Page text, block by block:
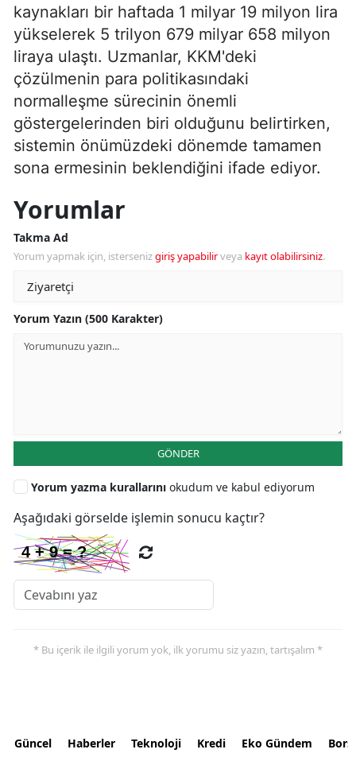
kaynakları bir haftada 1 milyar 19 milyon lira
yükselerek 5 trilyon 679 milyar 658 milyon
liraya ulaştı. Uzmanlar, KKM'deki
çözülmenin para politikasındaki
normalleşme sürecinin önemli
göstergelerinden biri olduğunu belirtirken,
sistemin önümüzdeki dönemde tamamen
sona ermesinin beklendiğini ifade ediyor.
Yorumlar
Takma Ad
Yorum yapmak için, istersenizgiriş yapabilirveya kayıt olabilirsiniz.
Yorum Yazın (500 Karakter)
GÖNDER
Yorum yazma kurallarını okudum ve kabul ediyorum
Aşağıdaki görselde işlemin sonucu kaçtır?
* Bu içerik ile ilgili yorum yok, ilk yorumu siz yazın, tartışalım *
Güncel Haberler Teknoloji Kredi Eko Gündem